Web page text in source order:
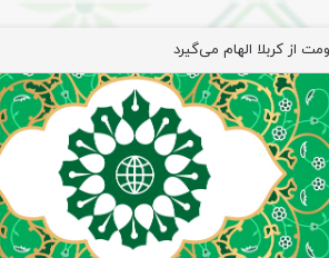
از کربلا الهام می‌گیرد